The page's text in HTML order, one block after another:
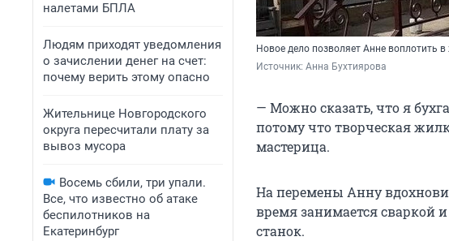
налетами БПЛА
Людям приходят уведомления
о зачислении денег на счет:
почему верить этому опасно
Жительнице Новгородского
округа пересчитали плату за
вывоз мусора
Восемь сбили, три упали.
Все, что известно об атаке
беспилотников на
Екатеринбург
Новое дело позволяет Анне воплотить
Источник: Анна Бухтиярова
— Можно сказать, что я
потому что творческая
мастерица.
На перемены Анну
время занимается сваркой
станок.